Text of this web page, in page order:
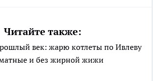
Читайте также:
век: жарю котлеты по Ивлеву
и без жирной жижи